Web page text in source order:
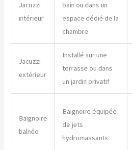
Jacuzzi
intérieur
bain ou dans un
espace dédié de la
chambre
Jacuzzi
extérieur
Installé sur une
terrasse ou dans
un jardin privatif
Baignoire
balnéo
Baignoire équipée
de jets
hydromassants